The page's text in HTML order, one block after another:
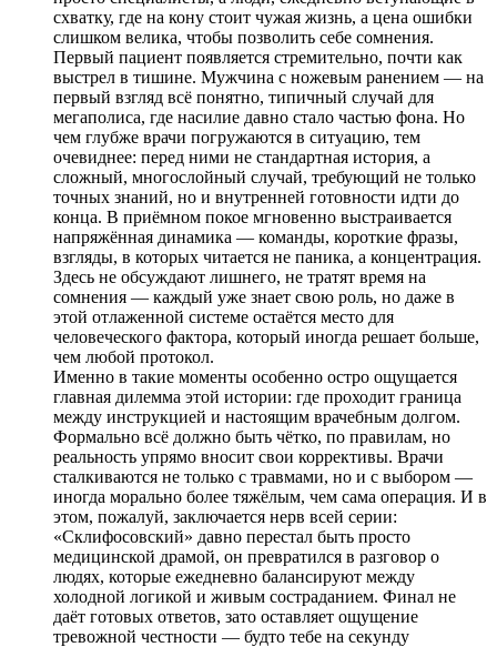
схватку, где на кону стоит чужая жизнь, а цена ошибки
слишком велика, чтобы позволить себе сомнения.
Первый пациент появляется стремительно, почти как
выстрел в тишине. Мужчина с ножевым ранением — на
первый взгляд всё понятно, типичный случай для
мегаполиса, где насилие давно стало частью фона. Но
чем глубже врачи погружаются в ситуацию, тем
очевиднее: перед ними не стандартная история, а
сложный, многослойный случай, требующий не только
точных знаний, но и внутренней готовности идти до
конца. В приёмном покое мгновенно выстраивается
напряжённая динамика — команды, короткие фразы,
взгляды, в которых читается не паника, а концентрация.
Здесь не обсуждают лишнего, не тратят время на
сомнения — каждый уже знает свою роль, но даже в
этой отлаженной системе остаётся место для
человеческого фактора, который иногда решает больше,
чем любой протокол.
Именно в такие моменты особенно остро ощущается
главная дилемма этой истории: где проходит граница
между инструкцией и настоящим врачебным долгом.
Формально всё должно быть чётко, по правилам, но
реальность упрямо вносит свои коррективы. Врачи
сталкиваются не только с травмами, но и с выбором —
иногда морально более тяжёлым, чем сама операция. И в
этом, пожалуй, заключается нерв всей серии:
«Склифосовский» давно перестал быть просто
медицинской драмой, он превратился в разговор о
людях, которые ежедневно балансируют между
холодной логикой и живым состраданием. Финал не
даёт готовых ответов, зато оставляет ощущение
тревожной честности — будто тебе на секунду